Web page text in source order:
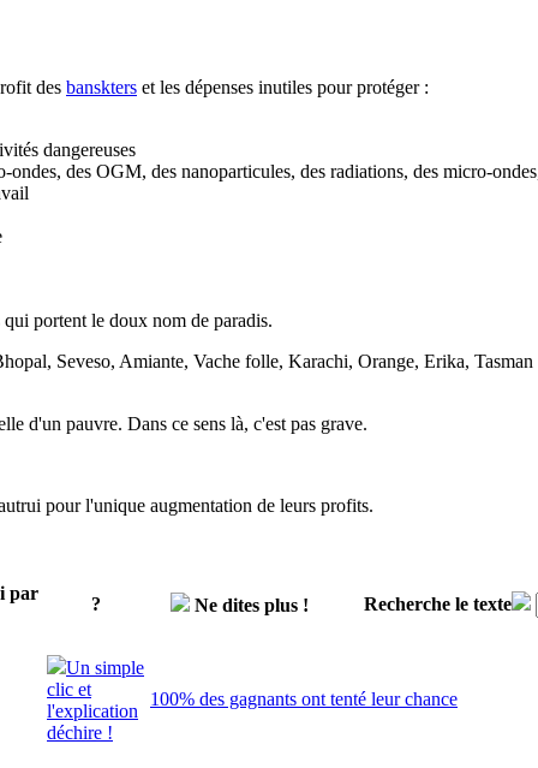
des banskters et les dépenses inutiles pour protéger :
dangereuses
ondes, des OGM, des nanoparticules, des radiations, des micro-
qui portent le doux nom de paradis.
Seveso, Amiante, Vache folle, Karachi, Orange, Erika,
d'un pauvre. Dans ce sens là, c'est pas grave.
pour l'unique augmentation de leurs profits.
par
? Ne dites plus ! Recherche le texte
Un simple
clic et
l'explication
déchire !
100% des gagnants ont tenté leur chance